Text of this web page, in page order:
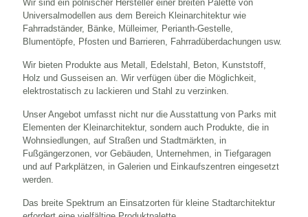
Wir sind ein polnischer Hersteller einer breiten Palette von
Universalmodellen aus dem Bereich Kleinarchitektur wie
Fahrradständer, Bänke, Mülleimer, Perianth-Gestelle,
Blumentöpfe, Pfosten und Barrieren, Fahrradüberdachungen usw.
Wir bieten Produkte aus Metall, Edelstahl, Beton, Kunststoff,
Holz und Gusseisen an. Wir verfügen über die Möglichkeit,
elektrostatisch zu lackieren und Stahl zu verzinken.
Unser Angebot umfasst nicht nur die Ausstattung von Parks mit
Elementen der Kleinarchitektur, sondern auch Produkte, die in
Wohnsiedlungen, auf Straßen und Stadtmärkten, in
Fußgängerzonen, vor Gebäuden, Unternehmen, in Tiefgaragen
und auf Parkplätzen, in Galerien und Einkaufszentren eingesetzt
werden.
Das breite Spektrum an Einsatzorten für kleine Stadtarchitektur